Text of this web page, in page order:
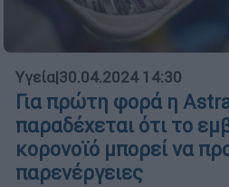
Υγεία|30.04.2024 14:30
Για πρώτη φορά η
παραδέχεται ότι το
κορονοϊό μπορεί να
παρενέργειες